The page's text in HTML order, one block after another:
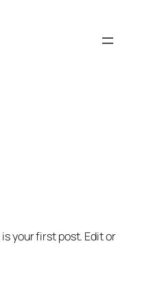
your first post. Edit or